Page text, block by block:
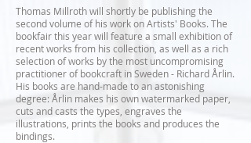
Thomas Millroth will shortly be publishing the
second volume of his work on Artists' Books. The
bookfair this year will feature a small exhibition of
recent works from his collection, as well as a rich
selection of works by the most uncompromising
practitioner of bookcraft in Sweden - Richard Årlin.
His books are hand-made to an astonishing
degree: Årlin makes his own watermarked paper,
cuts and casts the types, engraves the
illustrations, prints the books and produces the
bindings.